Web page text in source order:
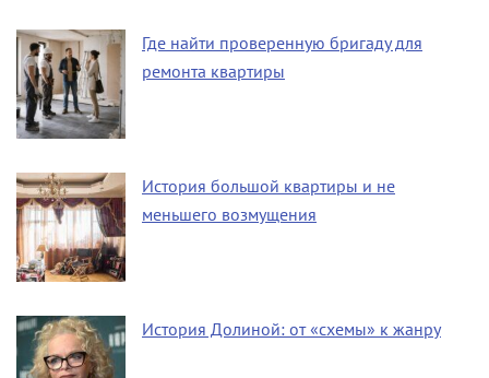
Где найти проверенную бригаду для
ремонта квартиры
История большой квартиры и не
меньшего возмущения
История Долиной: от «схемы» к жанру